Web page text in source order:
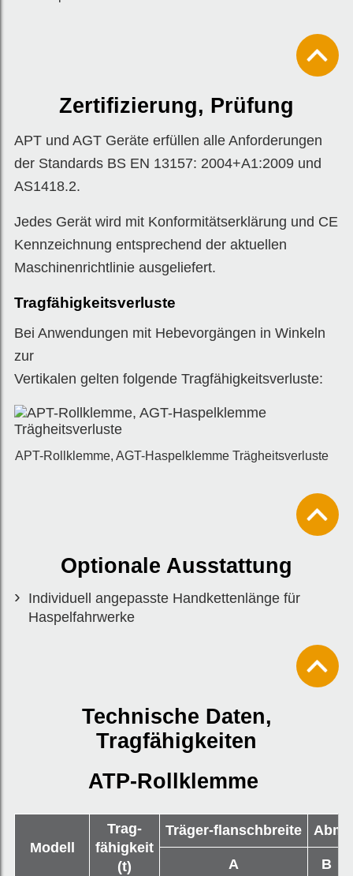
Zertifizierung, Prüfung
APT und AGT Geräte erfüllen alle Anforderungen
der Standards BS EN 13157: 2004+A1:2009 und
AS1418.2.
Jedes Gerät wird mit Konformitätserklärung und CE
Kennzeichnung entsprechend der aktuellen
Maschinenrichtlinie ausgeliefert.
Tragfähigkeitsverluste
Bei Anwendungen mit Hebevorgängen in Winkeln
zur
Vertikalen gelten folgende Tragfähigkeitsverluste:
APT-Rollklemme, AGT-Haspelklemme Trägheitsverluste
Optionale Ausstattung
Individuell angepasste Handkettenlänge für
Haspelfahrwerke
Technische Daten,
Tragfähigkeiten
ATP-Rollklemme
Modell
Trag-
fähigkeit
(t)
Träger-flanschbreite
A
B